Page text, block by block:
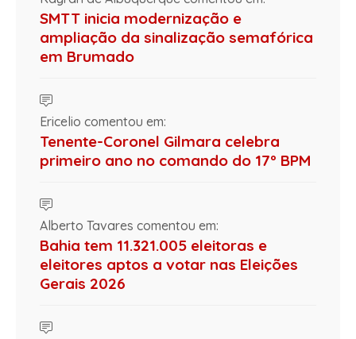
SMTT inicia modernização e
ampliação da sinalização semafórica
em Brumado
Ericelio comentou em:
Tenente-Coronel Gilmara celebra
primeiro ano no comando do 17º BPM
Alberto Tavares comentou em:
Bahia tem 11.321.005 eleitoras e
eleitores aptos a votar nas Eleições
Gerais 2026